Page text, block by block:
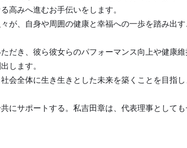
高みへ進むお手伝いをします。
が、自身や周囲の健康と幸福への一歩を踏み出
だき、彼ら彼女らのパフォーマンス向上や健康
します。
会全体に生き生きとした未来を築くことを目指し
にサポートする。私吉田章は、代表理事として